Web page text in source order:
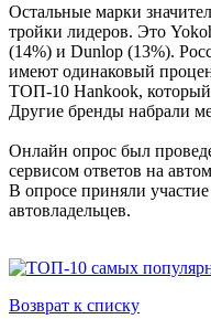
Остальные марки
тройки лидеров. Это
(14%) и Dunlop (13%).
имеют одинаковый
ТОП-10 Hankook,
Другие бренды набрали
Онлайн опрос был
сервисом ответов на
В опросе приняли
автовладельцев.
Возврат к списку